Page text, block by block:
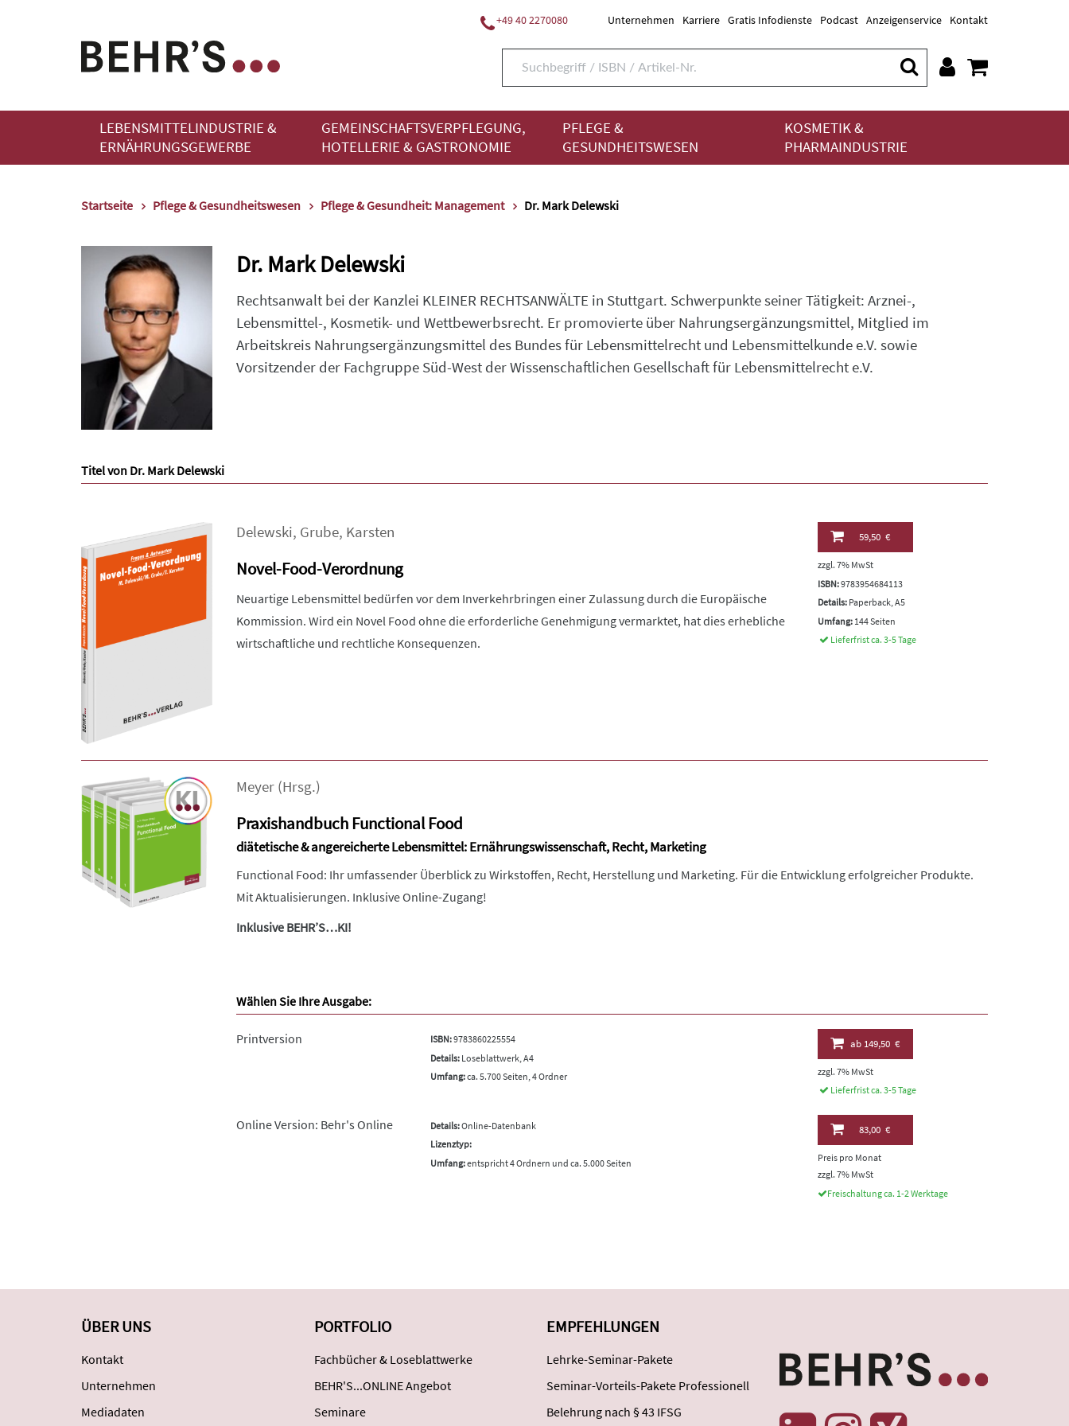
+49 40 2270080 Unternehmen Karriere Gratis Infodienste Podcast Anzeigenservice Kontakt
LEBENSMITTELINDUSTRIE &
ERNÄHRUNGSGEWERBE
GEMEINSCHAFTSVERPFLEGUNG,
HOTELLERIE & GASTRONOMIE
PFLEGE &
GESUNDHEITSWESEN
KOSMETIK &
PHARMAINDUSTRIE
Startseite Pflege & Gesundheitswesen Pflege & Gesundheit: Management Dr. Mark Delewski
Dr. Mark Delewski
Rechtsanwalt bei der Kanzlei KLEINER RECHTSANWÄLTE in Stuttgart. Schwerpunkte seiner Tätigkeit: Arznei-,
Lebensmittel-, Kosmetik- und Wettbewerbsrecht. Er promovierte über Nahrungsergänzungsmittel, Mitglied im
Arbeitskreis Nahrungsergänzungsmittel des Bundes für Lebensmittelrecht und Lebensmittelkunde e.V. sowie
Vorsitzender der Fachgruppe Süd-West der Wissenschaftlichen Gesellschaft für Lebensmittelrecht e.V.
Titel von Dr. Mark Delewski
Delewski, Grube, Karsten
Novel-Food-Verordnung
Neuartige Lebensmittel bedürfen vor dem Inverkehrbringen einer Zulassung durch die Europäische
Kommission. Wird ein Novel Food ohne die erforderliche Genehmigung vermarktet, hat dies erhebliche
wirtschaftliche und rechtliche Konsequenzen.
59,50 €
zzgl. 7% MwSt
ISBN:9783954684113
Details: Paperback, A5
Umfang: 144 Seiten
Lieferfrist ca. 3-5 Tage
Meyer (Hrsg.)
Praxishandbuch Functional Food
diätetische & angereicherte Lebensmittel: Ernährungswissenschaft, Recht, Marketing
Functional Food: Ihr umfassender Überblick zu Wirkstoffen, Recht, Herstellung und Marketing. Für die Entwicklung erfolgreicher Produkte.
Mit Aktualisierungen. Inklusive Online-Zugang!
Inklusive BEHR’S…KI!
Wählen Sie Ihre Ausgabe:
Printversion ISBN:9783860225554
Details:Loseblattwerk, A4
Umfang:ca. 5.700 Seiten, 4 Ordner
ab149,50 €
zzgl. 7% MwSt
Lieferfrist ca. 3-5 Tage
Online Version: Behr's Online Details:Online-Datenbank
Lizenztyp:
Umfang:entspricht 4 Ordnern und ca. 5.000 Seiten
83,00 €
Preis pro Monat
zzgl. 7% MwSt
Freischaltung ca. 1-2 Werktage
ÜBER UNS
Kontakt
Unternehmen
Mediadaten
PORTFOLIO
Fachbücher & Loseblattwerke
BEHR'S...ONLINE Angebot
Seminare
EMPFEHLUNGEN
Lehrke-Seminar-Pakete
Seminar-Vorteils-Pakete Professionell
Belehrung nach § 43 IFSG